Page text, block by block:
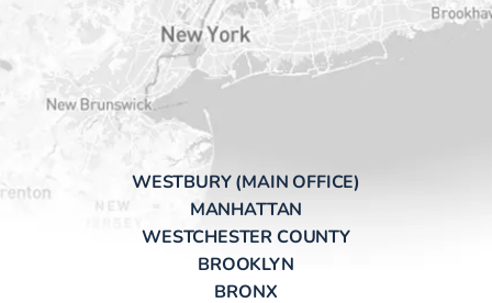
WESTBURY (MAIN OFFICE)
MANHATTAN
WESTCHESTER COUNTY
BROOKLYN
BRONX